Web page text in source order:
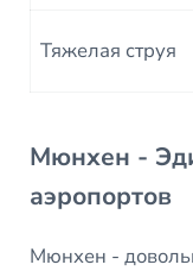
Тяжелая струя
Мюнхен -
аэропортов
Мюнхен -